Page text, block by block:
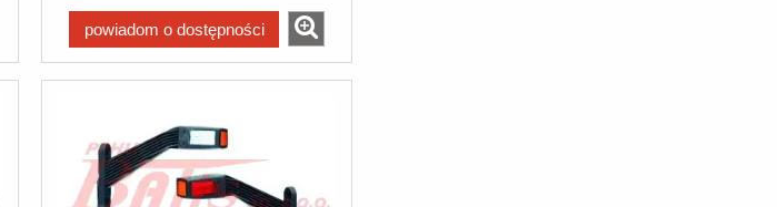
powiadom o dostępności